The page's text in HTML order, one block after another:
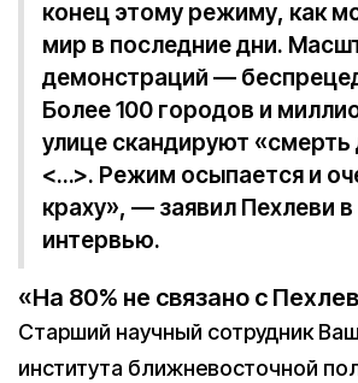
конец этому режиму, как
мир в последние дни.
демонстраций —
Более 100 городов и
улице скандируют «смерть
<…>. Режим осыпается и
краху», — заявил Пехлеви
интервью.
«На 80% не связано с
Cтарший научный сотрудник
института ближневосточной